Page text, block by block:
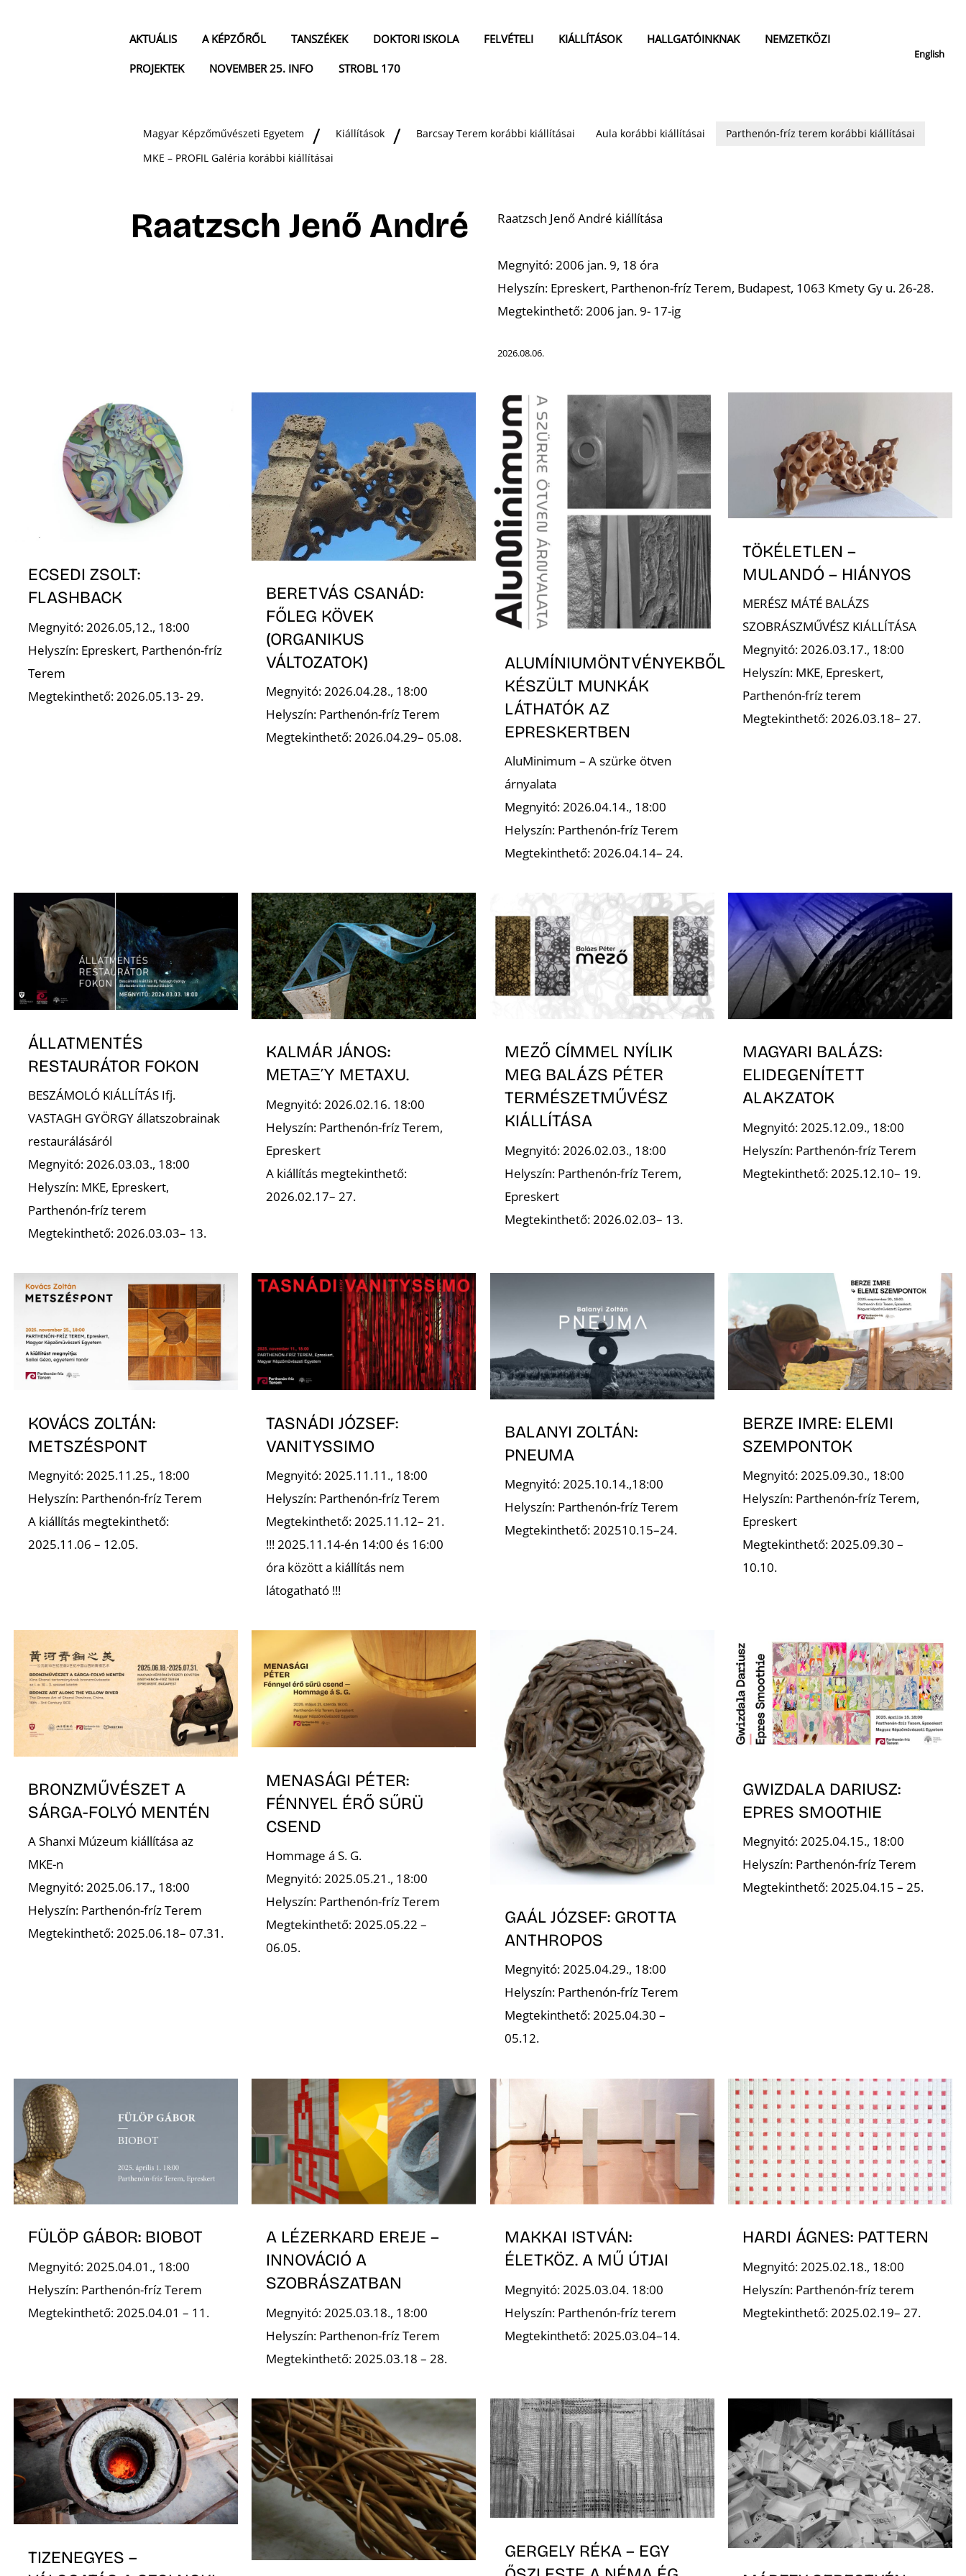
AKTUÁLIS A KÉPZŐRŐL TANSZÉKEK DOKTORI ISKOLA FELVÉTELI KIÁLLÍTÁSOK HALLGATÓINKNAK
NEMZETKÖZI
PROJEKTEK
NOVEMBER 25. INFO STROBL 170
English
Magyar Képzőművészeti Egyetem Kiállítások Barcsay Terem korábbi kiállításai Aula korábbi kiállításai
Parthenón-fríz terem korábbi kiállításai
MKE – PROFIL Galéria korábbi kiállításai
Raatzsch Jenő André Raatzsch Jenő André kiállítása
Megnyitó:2006 jan. 9, 18 óra
Helyszín: Epreskert, Parthenon-fríz Terem, Budapest, 1063 Kmety Gy u. 26-28.
Megtekinthető:2006 jan. 9- 17-ig
2026.08.06.
ECSEDI ZSOLT:
FLASHBACK
Megnyitó: 2026.05,12., 18:00
Helyszín: Epreskert, Parthenón-fríz
Terem
Megtekinthető: 2026.05.13- 29.
BERETVÁS CSANÁD:
FŐLEG KÖVEK
(ORGANIKUS
VÁLTOZATOK)
Megnyitó: 2026.04.28., 18:00
Helyszín: Parthenón-fríz Terem
Megtekinthető: 2026.04.29– 05.08.
ALUMÍNIUMÖNTVÉNYEKBŐL
KÉSZÜLT MUNKÁK
LÁTHATÓK AZ
EPRESKERTBEN
AluMinimum – A szürke ötven
árnyalata
Megnyitó: 2026.04.14., 18:00
Helyszín: Parthenón-fríz Terem
Megtekinthető: 2026.04.14– 24.
TÖKÉLETLEN –
MULANDÓ – HIÁNYOS
MERÉSZ MÁTÉ BALÁZS
SZOBRÁSZMŰVÉSZ KIÁLLÍTÁSA
Megnyitó: 2026.03.17., 18:00
Helyszín: MKE, Epreskert,
Parthenón-fríz terem
Megtekinthető: 2026.03.18– 27.
ÁLLATMENTÉS
RESTAURÁTOR FOKON
BESZÁMOLÓ KIÁLLÍTÁS Ifj.
VASTAGH GYÖRGY állatszobrainak
restaurálásáról
Megnyitó: 2026.03.03., 18:00
Helyszín: MKE, Epreskert,
Parthenón-fríz terem
Megtekinthető: 2026.03.03– 13.
KALMÁR JÁNOS:
ΜΕΤΑΞΎ METAXU.
Megnyitó: 2026.02.16. 18:00
Helyszín: Parthenón-fríz Terem,
Epreskert
A kiállítás megtekinthető:
2026.02.17– 27.
MEZŐ CÍMMEL NYÍLIK
MEG BALÁZS PÉTER
TERMÉSZETMŰVÉSZ
KIÁLLÍTÁSA
Megnyitó: 2026.02.03., 18:00
Helyszín: Parthenón-fríz Terem,
Epreskert
Megtekinthető: 2026.02.03– 13.
MAGYARI BALÁZS:
ELIDEGENÍTETT
ALAKZATOK
Megnyitó: 2025.12.09., 18:00
Helyszín: Parthenón-fríz Terem
Megtekinthető: 2025.12.10– 19.
KOVÁCS ZOLTÁN:
METSZÉSPONT
Megnyitó: 2025.11.25., 18:00
Helyszín: Parthenón-fríz Terem
A kiállítás megtekinthető:
2025.11.06 – 12.05.
TASNÁDI JÓZSEF:
VANITYSSIMO
Megnyitó: 2025.11.11., 18:00
Helyszín: Parthenón-fríz Terem
Megtekinthető: 2025.11.12– 21.
!!! 2025.11.14-én 14:00 és 16:00
óra között a kiállítás nem
látogatható !!!
BALANYI ZOLTÁN:
PNEUMA
Megnyitó: 2025.10.14.,18:00
Helyszín: Parthenón-fríz Terem
Megtekinthető: 202510.15–24.
BERZE IMRE: ELEMI
SZEMPONTOK
Megnyitó: 2025.09.30., 18:00
Helyszín: Parthenón-fríz Terem,
Epreskert
Megtekinthető: 2025.09.30 –
10.10.
BRONZMŰVÉSZET A
SÁRGA-FOLYÓ MENTÉN
A Shanxi Múzeum kiállítása az
MKE-n
Megnyitó: 2025.06.17., 18:00
Helyszín: Parthenón-fríz Terem
Megtekinthető: 2025.06.18– 07.31.
MENASÁGI PÉTER:
FÉNNYEL ÉRŐ SŰRÜ
CSEND
Hommage á S. G.
Megnyitó: 2025.05.21., 18:00
Helyszín: Parthenón-fríz Terem
Megtekinthető: 2025.05.22 –
06.05.
GAÁL JÓZSEF: GROTTA
ANTHROPOS
Megnyitó: 2025.04.29., 18:00
Helyszín: Parthenón-fríz Terem
Megtekinthető: 2025.04.30 –
05.12.
GWIZDALA DARIUSZ:
EPRES SMOOTHIE
Megnyitó: 2025.04.15., 18:00
Helyszín: Parthenón-fríz Terem
Megtekinthető: 2025.04.15 – 25.
FÜLÖP GÁBOR: BIOBOT
Megnyitó: 2025.04.01., 18:00
Helyszín: Parthenón-fríz Terem
Megtekinthető: 2025.04.01 – 11.
A LÉZERKARD EREJE –
INNOVÁCIÓ A
SZOBRÁSZATBAN
Megnyitó: 2025.03.18., 18:00
Helyszín: Parthenon-fríz Terem
Megtekinthető: 2025.03.18 – 28.
MAKKAI ISTVÁN:
ÉLETKÖZ. A MŰ ÚTJAI
Megnyitó: 2025.03.04. 18:00
Helyszín: Parthenón-fríz terem
Megtekinthető: 2025.03.04–14.
HARDI ÁGNES: PATTERN
Megnyitó: 2025.02.18., 18:00
Helyszín: Parthenón-fríz terem
Megtekinthető: 2025.02.19– 27.
TIZENEGYES –
GERGELY RÉKA – EGY